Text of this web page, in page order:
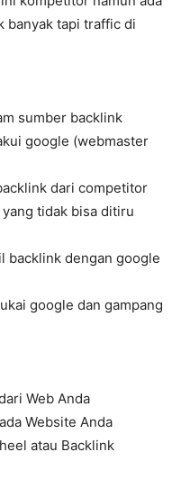
banyak tapi traffic di
sumber backlink
google (webmaster
dari competitor
tidak bisa ditiru
backlink dengan google
google dan gampang
Web Anda
Website Anda
atau Backlink